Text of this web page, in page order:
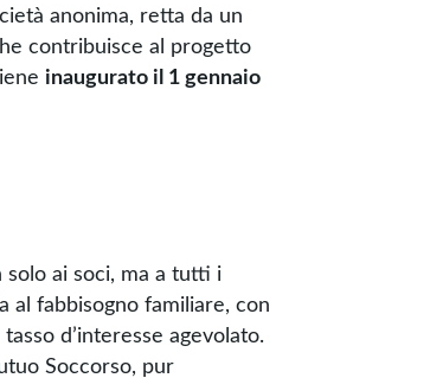
anonima, retta da un
contribuisce al progetto
inaugurato il 1 gennaio
ai soci, ma a tutti i
al fabbisogno familiare, con
d’interesse agevolato.
Soccorso, pur